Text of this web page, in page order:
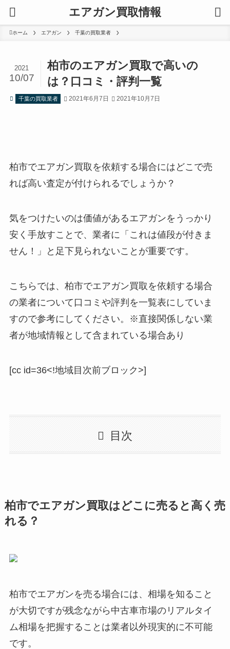
エアガン買取情報
ホーム エアガン 千葉の買取業者
柏市のエアガン買取で高いの
は？口コミ・評判一覧
2021
10/07
千葉の買取業者 2021年6月7日 2021年10月7日
柏市でエアガン買取を依頼する場合にはどこで売
れば高い査定が付けられるでしょうか？
気をつけたいのは価値があるエアガンをうっかり
安く手放すことで、業者に「これは値段が付きま
せん！」と足下見られないことが重要です。
こちらでは、柏市でエアガン買取を依頼する場合
の業者について口コミや評判を一覧表にしていま
すので参考にしてください。※直接関係しない業
者が地域情報として含まれている場合あり
[cc id=36<!地域目次前ブロック>]
目次
柏市でエアガン買取はどこに売ると高く売
れる？
柏市でエアガンを売る場合には、相場を知ること
が大切ですが残念ながら中古車市場のリアルタイ
ム相場を把握することは業者以外現実的に不可能
です。